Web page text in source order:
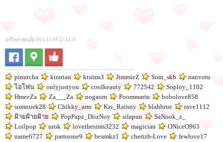
แก้ไขล่าสุดเมื่อ 2014-11-09 12:34:31
pinutcha kirarian ktsims3 JimmieZ Som_skb
nanvotu
ไอโฟน
onlyjustyou coolkeauty 772542
Soploy_1102
HmeeZa
Za___Za nogaom Poommarin
bobolove858
somnuek28
Chikky_arm Kzi_Rainny blahbrue
rave1112
ฝ้ายฝ้ายฝ้าย
PopPapz_DiizNoy silapun
SaNook_z_
Loilpop
urok lovethesims3232 magician
ONiceO963
name6727
parnsone9 beamkz1 cherizh-Love
fewlove17